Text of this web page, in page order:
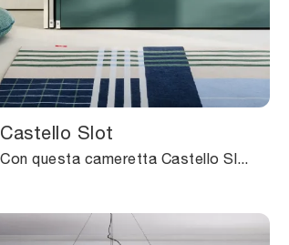
Castello Slot
Con questa cameretta Castello Slot Nidi, tra le soluzioni con letti a castello, potrai ammobiliare stanze moderne per bambine.